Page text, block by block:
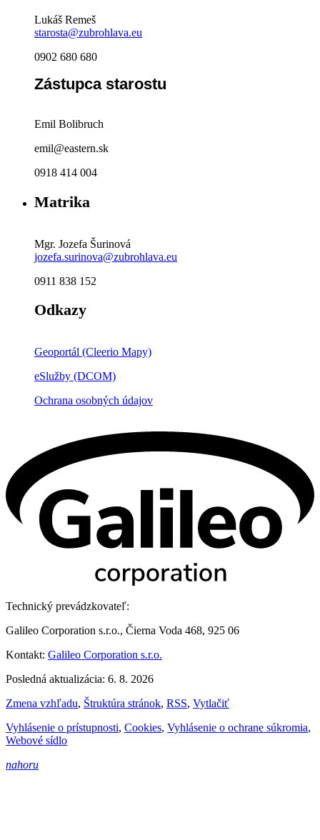
Lukáš Remeš
starosta@zubrohlava.eu
0902 680 680
Zástupca starostu
Emil Bolibruch
emil@eastern.sk
0918 414 004
Matrika
Mgr. Jozefa Šurinová
jozefa.surinova@zubrohlava.eu
0911 838 152
Odkazy
Geoportál (Cleerio Mapy)
eSlužby (DCOM)
Ochrana osobných údajov
Technický prevádzkovateľ:
Galileo Corporation s.r.o., Čierna Voda 468, 925 06
Kontakt: Galileo Corporation s.r.o.
Posledná aktualizácia: 6. 8. 2026
Zmena vzhľadu, Štruktúra stránok, RSS, Vytlačiť
Vyhlásenie o prístupnosti, Cookies, Vyhlásenie o ochrane súkromia,
Webové sídlo
nahoru